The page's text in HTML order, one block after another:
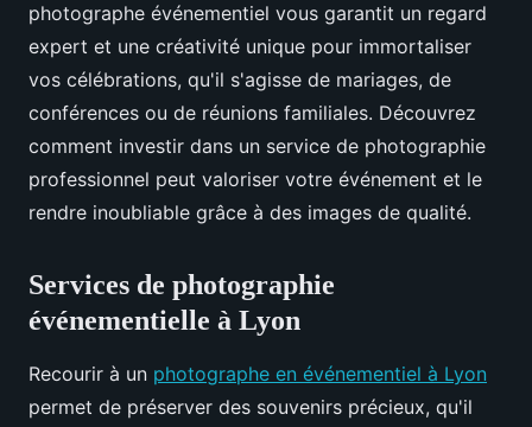
photographe événementiel vous garantit un regard
expert et une créativité unique pour immortaliser
vos célébrations, qu'il s'agisse de mariages, de
conférences ou de réunions familiales. Découvrez
comment investir dans un service de photographie
professionnel peut valoriser votre événement et le
rendre inoubliable grâce à des images de qualité.
Services de photographie
événementielle à Lyon
Recourir à un photographe en événementiel à Lyon
permet de préserver des souvenirs précieux, qu'il